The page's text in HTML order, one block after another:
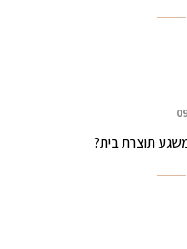
תוצרת בית?